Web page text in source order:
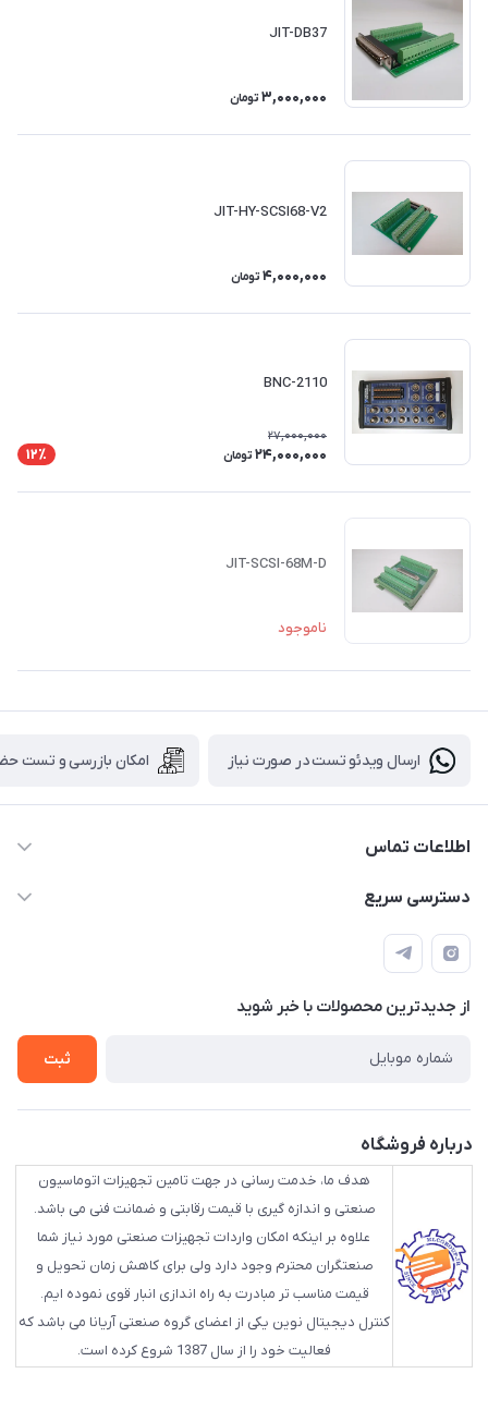
JIT-DB37
3,000,000 تومان
JIT-HY-SCSI68-V2
4,000,000 تومان
BNC-2110
27,000,000
24,000,000 تومان 12٪
JIT-SCSI-68M-D
ناموجود
ارسال ویدئو تست در صورت نیاز امکان بازرسی و تست
اطلاعات تماس
88843088 - 88843137 - 88843025 - 88848075
info@HLCgroup.ir
تهران، بهار جنوبی، کوچه خوشدل، پلاک 1، طبقه 4
دسترسی سریع
حساب کاربری
لیست محصولات
تماس با ما
از جدید‌ترین محصولات با‌ خبر شوید
ثبت
درباره فروشگاه
هدف ما، خدمت رسانی در جهت تامین تجهیزات اتوماسیون
صنعتی و اندازه گیری با قیمت رقابتی و ضمانت فنی می باشد.
علاوه بر اینکه امکان واردات تجهیزات صنعتی مورد نیاز شما
صنعتگران محترم وجود دارد ولی برای کاهش زمان تحویل و
قیمت مناسب تر مبادرت به راه اندازی انبار قوی نموده ایم.
کنترل دیجیتال نوین یکی از اعضای گروه صنعتی آریانا می باشد که
فعالیت خود را از سال 1387 شروع کرده است.